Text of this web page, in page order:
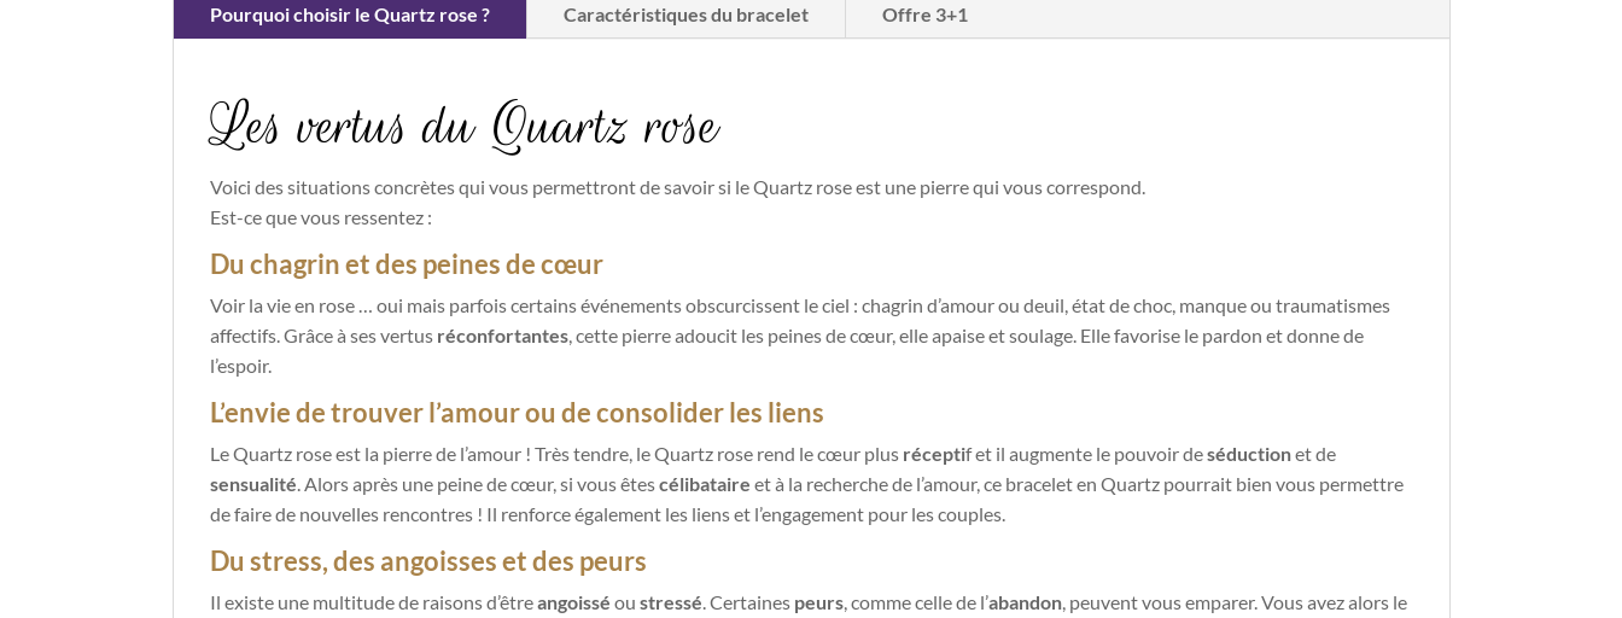
Pourquoi choisir le Quartz rose ? Caractéristiques du bracelet Offre 3+1
Les vertus du Quartz rose
Voici des situations concrètes qui vous permettront de savoir si le Quartz rose est une pierre qui vous correspond.
Est-ce que vous ressentez :
Du chagrin et des peines de cœur
Voir la vie en rose … oui mais parfois certains événements obscurcissent le ciel : chagrin d’amour ou deuil, état de choc, manque ou traumatismes
affectifs. Grâce à ses vertus réconfortantes, cette pierre adoucit les peines de cœur, elle apaise et soulage. Elle favorise le pardon et donne de
l’espoir.
L’envie de trouver l’amour ou de consolider les liens
Le Quartz rose est la pierre de l’amour ! Très tendre, le Quartz rose rend le cœur plus réceptif et il augmente le pouvoir deséductionet de
sensualité . Alors après une peine de cœur, si vous êtescélibataire et à la recherche de l’amour, ce bracelet en Quartz pourrait bien vous permettre
de faire de nouvelles rencontres ! Il renforce également les liens et l’engagement pour les couples.
Du stress, des angoisses et des peurs
Il existe une multitude de raisons d’êtreangoissé ou stressé . Certainespeurs, comme celle de l’abandon, peuvent vous emparer. Vous avez alors le